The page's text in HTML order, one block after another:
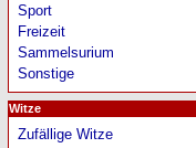
Sport
Freizeit
Sammelsurium
Sonstige
Witze
Zufällige Witze